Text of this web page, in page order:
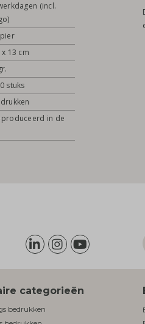
(incl.
x 13 cm
stuks
in de
categorieën
bedrukken